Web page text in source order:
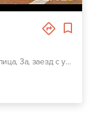
г. Чернигов, Инструментальная улица, 3а, заезд с улицы Казацкой (50 лет ВЛКСМ)